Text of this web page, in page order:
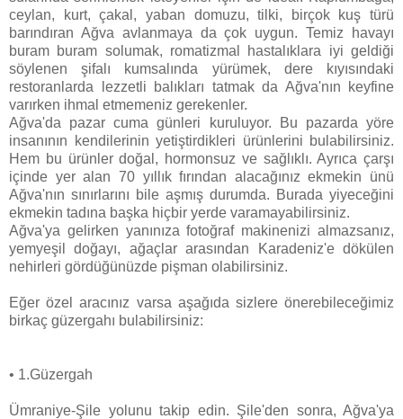
ceylan, kurt, çakal, yaban domuzu, tilki, birçok kuş türü
barındıran Ağva avlanmaya da çok uygun. Temiz havayı
buram buram solumak, romatizmal hastalıklara iyi geldiği
söylenen şifalı kumsalında yürümek, dere kıyısındaki
restoranlarda lezzetli balıkları tatmak da Ağva'nın keyfine
varırken ihmal etmemeniz gerekenler.
Ağva'da pazar cuma günleri kuruluyor. Bu pazarda yöre
insanının kendilerinin yetiştirdikleri ürünlerini bulabilirsiniz.
Hem bu ürünler doğal, hormonsuz ve sağlıklı. Ayrıca çarşı
içinde yer alan 70 yıllık fırından alacağınız ekmekin ünü
Ağva'nın sınırlarını bile aşmış durumda. Burada yiyeceğini
ekmekin tadına başka hiçbir yerde varamayabilirsiniz.
Ağva'ya gelirken yanınıza fotoğraf makinenizi almazsanız,
yemyeşil doğayı, ağaçlar arasından Karadeniz'e dökülen
nehirleri gördüğünüzde pişman olabilirsiniz.
Eğer özel aracınız varsa aşağıda sizlere önerebileceğimiz
birkaç güzergahı bulabilirsiniz:
• 1.Güzergah
Ümraniye-Şile yolunu takip edin. Şile'den sonra, Ağva'ya